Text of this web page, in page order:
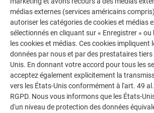
POUR DES FAÇADES ENTIÈRES
CIBLÉS
Que ce soit pour attirer le regard sur
façade, comme protection esthétique
indiscrets et le vent sur les balcons ou
l'enveloppe extérieure, les profilés
médias externes (services américains
autoriser les catégories de cookies et médias
sélectionnés en cliquant sur « Enregistrer »
les cookies et médias. Ces cookies impliquent
données par nous et par des prestataires
Unis. En donnant votre accord pour tous les
acceptez également explicitement la
vers les États-Unis conformément à l'art. 49
RGPD. Nous vous informons que les États-
d'un niveau de protection des données